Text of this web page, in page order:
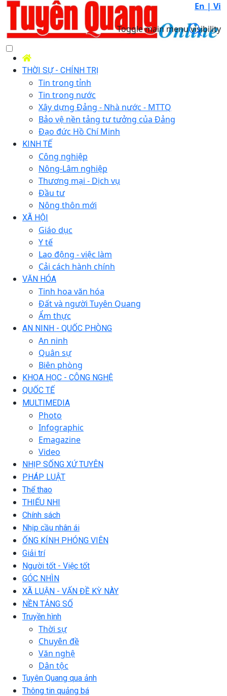
En | Vi
Toggle main menu visibility
THỜI SỰ - CHÍNH TRỊ
Tin trong tỉnh
Tin trong nước
Xây dựng Đảng - Nhà nước - MTTQ
Bảo vệ nền tảng tư tưởng của Đảng
Đạo đức Hồ Chí Minh
KINH TẾ
Công nghiệp
Nông-Lâm nghiệp
Thương mại - Dịch vụ
Đầu tư
Nông thôn mới
XÃ HỘI
Giáo dục
Y tế
Lao động - việc làm
Cải cách hành chính
VĂN HÓA
Tinh hoa văn hóa
Đất và người Tuyên Quang
Ẩm thực
AN NINH - QUỐC PHÒNG
An ninh
Quân sự
Biên phòng
KHOA HỌC - CÔNG NGHỆ
QUỐC TẾ
MULTIMEDIA
Photo
Infographic
Emagazine
Video
NHỊP SỐNG XỨ TUYÊN
PHÁP LUẬT
Thể thao
THIẾU NHI
Chính sách
Nhịp cầu nhân ái
ỐNG KÍNH PHÓNG VIÊN
Giải trí
Người tốt - Việc tốt
GÓC NHÌN
XÃ LUẬN - VẤN ĐỀ KỲ NÀY
NỀN TẢNG SỐ
Truyền hình
Thời sự
Chuyên đề
Văn nghệ
Dân tộc
Tuyên Quang qua ảnh
Thông tin quảng bá